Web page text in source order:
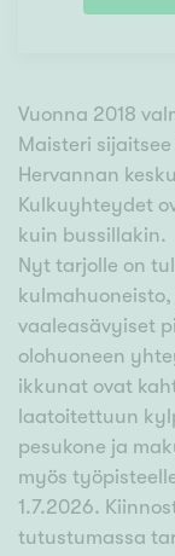
Vuonna 2018
Maisteri
Hervannan
Kulkuyhteydet
kuin bussillakin.
Nyt tarjolle on
vaaleasävyiset
olohuoneen
ikkunat ovat
laatoitettuun
pesukone ja
myös
1.7.2026.
tutustumassa